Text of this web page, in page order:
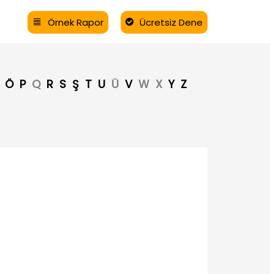
Örnek Rapor Ücretsiz Dene
Ö P Q R S Ş T U Ü V W X Y Z